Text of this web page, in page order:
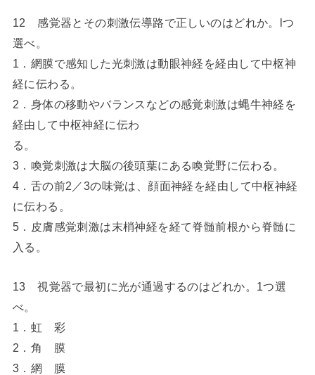
12 感覚器とその刺激伝導路で正しいのはどれか。lつ
選べ。
1．網膜で感知した光刺激は動眼神経を経由して中枢神
経に伝わる。
2．身体の移動やバランスなどの感覚刺激は蝿牛神経を
経由して中枢神経に伝わ
る。
3．喚覚刺激は大脳の後頭葉にある喚覚野に伝わる。
4．舌の前2／3の味覚は、顔面神経を経由して中枢神経
に伝わる。
5．皮膚感覚刺激は末梢神経を経て脊髄前根から脊髄に
入る。
13 視覚器で最初に光が通過するのはどれか。1つ選
べ。
1．虹 彩
2．角 膜
3．網 膜